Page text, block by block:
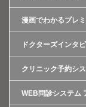
漫画でわかるプレ
ドクターズインタ
クリニック予約シ
WEB問診システム